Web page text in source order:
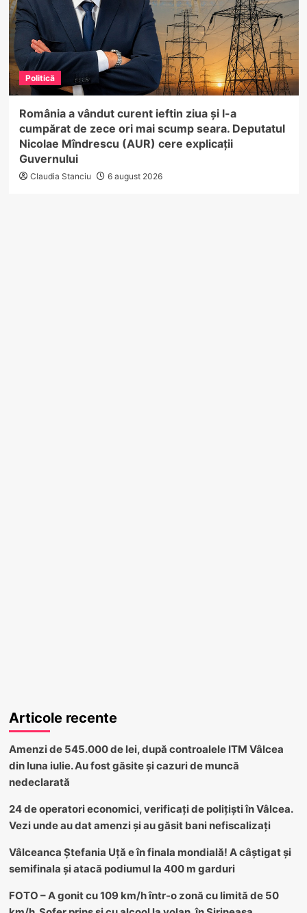
Politică
România a vândut curent ieftin ziua și l-a
cumpărat de zece ori mai scump seara. Deputatul
Nicolae Mîndrescu (AUR) cere explicații
Guvernului
Claudia Stanciu 6 august 2026
Articole recente
Amenzi de 545.000 de lei, după controalele ITM Vâlcea
din luna iulie. Au fost găsite și cazuri de muncă
nedeclarată
24 de operatori economici, verificați de polițiști în Vâlcea.
Vezi unde au dat amenzi și au găsit bani nefiscalizați
Vâlceanca Ștefania Uță e în finala mondială! A câștigat și
semifinala și atacă podiumul la 400 m garduri
FOTO – A gonit cu 109 km/h într-o zonă cu limită de 50